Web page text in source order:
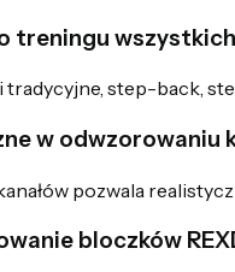
treningu
tradycyjne, step-back,
w odwzorowaniu
pozwala
bloczków